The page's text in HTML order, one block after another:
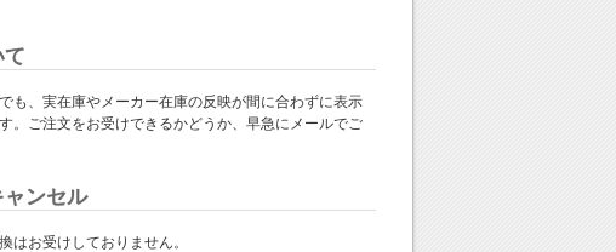
も、実在庫やメーカー在庫の反映が間に合わずに表示
。ご注文をお受けできるかどうか、早急にメールでご
ンセル
はお受けしておりません。